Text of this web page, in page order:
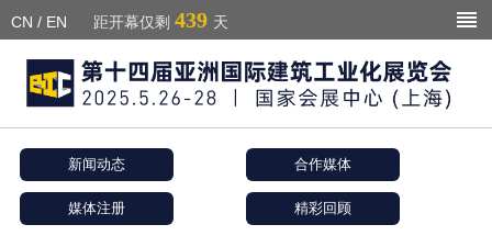
CN / EN 距开幕仅剩 439 天
新闻动态 合作媒体
媒体注册 精彩回顾